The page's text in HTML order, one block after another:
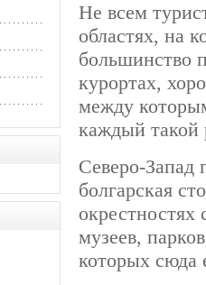
Не всем
областях, на
большинство
курортах,
между
каждый такой
Северо-Запад
болгарская
музеев,
которых сюда